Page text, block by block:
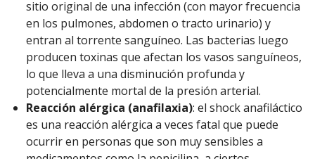
sitio original de una infección (con mayor frecuencia
en los pulmones, abdomen o tracto urinario) y
entran al torrente sanguíneo. Las bacterias luego
producen toxinas que afectan los vasos sanguíneos,
lo que lleva a una disminución profunda y
potencialmente mortal de la presión arterial.
Reacción alérgica (anafilaxia): el shock anafiláctico
es una reacción alérgica a veces fatal que puede
ocurrir en personas que son muy sensibles a